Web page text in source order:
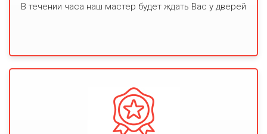
В течении часа наш мастер будет ждать Вас у дверей